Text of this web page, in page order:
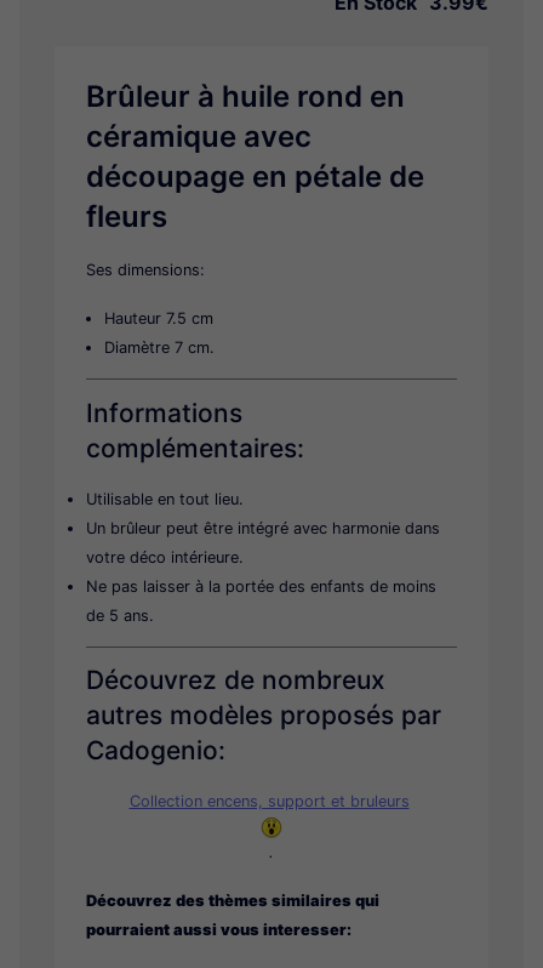
DiversBrûleur à huile rond en
céramique avec
découpage en pétale de
fleurs
Ses dimensions:
Hauteur 7.5 cm
Diamètre 7 cm.
Informations
complémentaires:
Utilisable en tout lieu.
Un brûleur peut être intégré avec harmonie dans
votre déco intérieure.
Ne pas laisser à la portée des enfants de moins
de 5 ans.
Découvrez de nombreux
autres modèles proposés par
Cadogenio:
Collection encens, support et bruleurs
.
Découvrez des thèmes similaires qui
pourraient aussi vous interesser: